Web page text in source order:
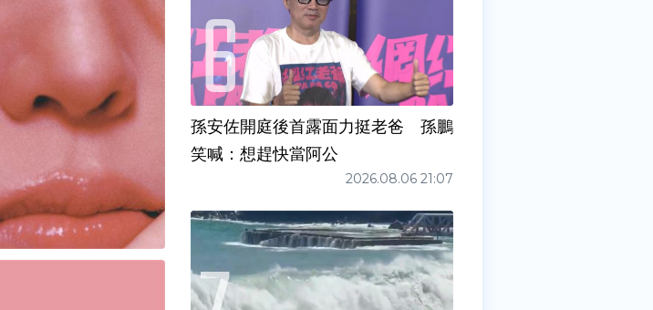
孫安佐開庭後首露面力挺老爸 孫鵬
笑喊：想趕快當阿公
2026.08.06 21:07